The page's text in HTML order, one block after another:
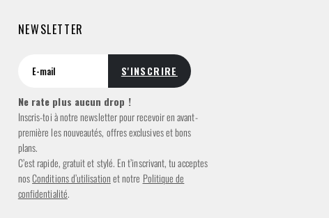
NEWSLETTER
Ne rate plus aucun drop !
Inscris-toi à notre newsletter pour recevoir en avant-
première les nouveautés, offres exclusives et bons
plans.
C’est rapide, gratuit et stylé. En t’inscrivant, tu acceptes
nosConditions d’utilisationet notre Politique de
confidentialité.